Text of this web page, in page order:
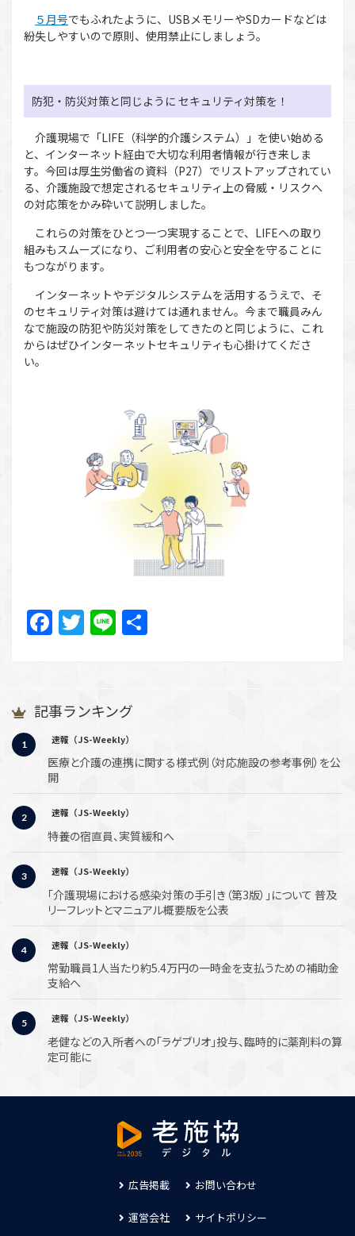
５月号でもふれたように、USBメモリーやSDカードなどは
紛失しやすいので原則、使用禁止にしましょう。
防犯・防災対策と同じように セキュリティ対策を！
介護現場で「LIFE（科学的介護システム）」を使い始める
と、インターネット経由で大切な利用者情報が行き来しま
す。今回は厚生労働省の資料（P27）でリストアップされてい
る、介護施設で想定されるセキュリティ上の脅威・リスクへ
の対応策をかみ砕いて説明しました。
これらの対策をひとつ一つ実現することで、LIFEへの取り
組みもスムーズになり、ご利用者の安心と安全を守ることに
もつながります。
インターネットやデジタルシステムを活用するうえで、そ
のセキュリティ対策は避けては通れません。今まで職員みん
なで施設の防犯や防災対策をしてきたのと同じように、これ
からはぜひインターネットセキュリティも心掛けてくださ
い。
Facebook
Twitter
Line
記事ランキング
速報（JS-Weekly）
医療と介護の連携に関する様式例（対応施設の参考事例）を公
開
速報（JS-Weekly）
特養の宿直員、実質緩和へ
速報（JS-Weekly）
「介護現場における感染対策の手引き（第3版）」について 普及
リーフレットとマニュアル概要版を公表
速報（JS-Weekly）
常勤職員1人当たり約5.4万円の一時金を支払うための補助金
支給へ
速報（JS-Weekly）
老健などの入所者への「ラゲブリオ」投与、臨時的に薬剤料の算
定可能に
広告掲載 お問い合わせ
運営会社 サイトポリシー